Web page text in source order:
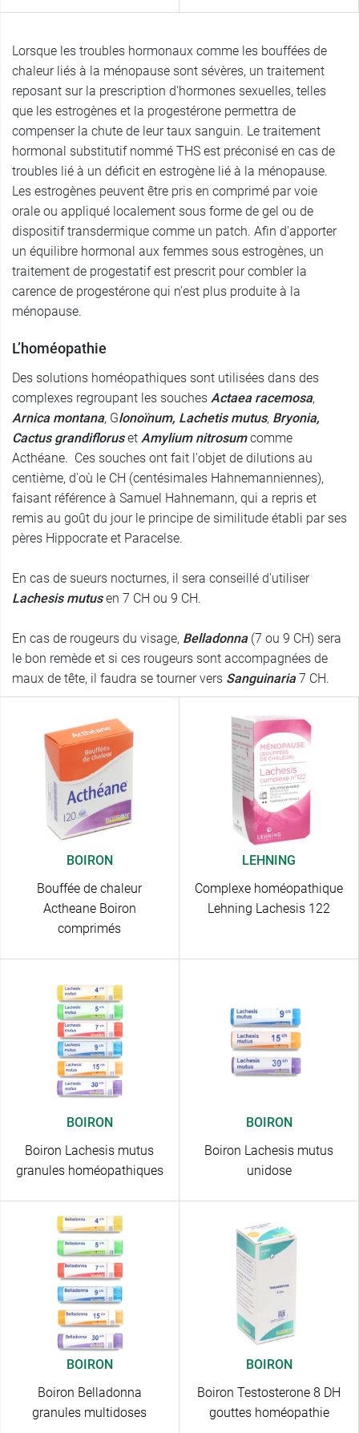
Lorsque les troubles hormonaux comme les bouffées de
chaleur liés à la ménopause sont sévères, un traitement
reposant sur la prescription d'hormones sexuelles, telles
que les estrogènes et la progestérone permettra de
compenser la chute de leur taux sanguin. Le traitement
hormonal substitutif nommé THS est préconisé en cas de
troubles lié à un déficit en estrogène lié à la ménopause.
Les estrogènes peuvent être pris en comprimé par voie
orale ou appliqué localement sous forme de gel ou de
dispositif transdermique comme un patch. Afin d'apporter
un équilibre hormonal aux femmes sous estrogènes, un
traitement de progestatif est prescrit pour combler la
carence de progestérone qui n'est plus produite à la
ménopause.
L’homéopathie
Des solutions homéopathiques sont utilisées dans des
complexes regroupant les souches Actaea racemosa,
Arnica montana, Glonoïnum, Lachetis mutus, Bryonia,
Cactus grandifloruset Amylium nitrosumcomme
Acthéane. Ces souches ont fait l'objet de dilutions au
centième, d'où le CH (centésimales Hahnemanniennes),
faisant référence à Samuel Hahnemann, qui a repris et
remis au goût du jour le principe de similitude établi par ses
pères Hippocrate et Paracelse.
En cas de sueurs nocturnes, il sera conseillé d'utiliser
Lachesis mutusen 7 CH ou 9 CH.
En cas de rougeurs du visage, Belladonna(7 ou 9 CH) sera
le bon remède et si ces rougeurs sont accompagnées de
maux de tête, il faudra se tourner vers Sanguinaria7 CH.
BOIRON
Bouffée de chaleur
Actheane Boiron
comprimés
LEHNING
Complexe homéopathique
Lehning Lachesis 122
BOIRON
Boiron Lachesis mutus
granules homéopathiques
BOIRON
Boiron Lachesis mutus
unidose
BOIRON
Boiron Belladonna
granules multidoses
BOIRON
Boiron Testosterone 8 DH
gouttes homéopathie